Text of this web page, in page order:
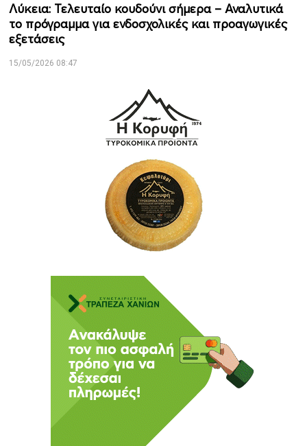
Λύκεια: Τελευταίο κουδούνι σήμερα – Αναλυτικά
το πρόγραμμα για ενδοσχολικές και προαγωγικές
εξετάσεις
15/05/2026 08:47